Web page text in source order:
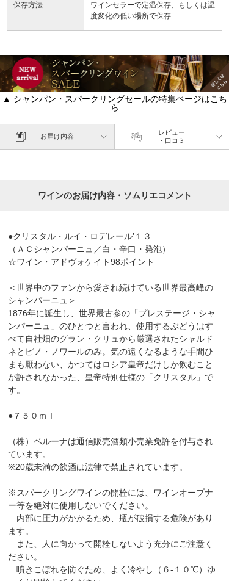
保存方法
ワインセラーで定温保存、もしくは温
度変化の低い場所で保存
▲ シャンパン・スパークリングセールの特集ページはこち
ら
お届け内容
レビュー
・口コミ
ワインのお届け内容・ソムリエコメント
●クリスタル・ルイ・ロデレール’１３
（ＡＣシャンパーニュ／白・辛口・発泡）
☆ワイン・アドヴォケイト98ポイント
＜世界中のファンから愛され続けている世界最高峰の
シャンパーニュ＞
1876年に誕生し、世界最古参の「プレステージ・シャ
ンパーニュ」のひとつと言われ、使用するぶどうはす
べて自社畑のグラン・クリュから厳選されたシャルド
ネとピノ・ノワールのみ。気の遠くなるような手間ひ
まも厭わない、かつてはロシア皇帝だけしか飲むこと
が許されなかった、皇帝特別仕様の「クリスタル」で
す。
●７５０ｍｌ
（株）ベルーナは通信販売酒類小売業免許を付与され
ています。
※20歳未満の飲酒は法律で禁止されています。
※スパークリングワインの開栓には、ワインオープナ
ー等を絶対に使用しないでください。
内部に圧力がかかるため、瓶が破損する危険があり
ます。
また、人に向かって開栓しないよう充分にご注意く
ださい。
噴きこぼれを防ぐため、よく冷やし（６-１０℃）ゆ